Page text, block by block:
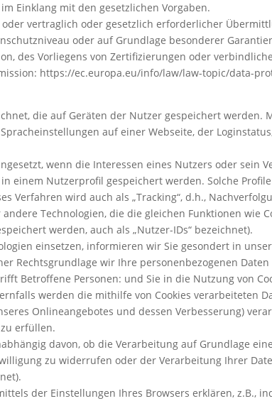
Einklang mit den gesetzlichen Vorgaben.
vertraglich oder gesetzlich erforderlicher
oder auf Grundlage besonderer
des Vorliegens von Zertifizierungen oder
https://ec.europa.eu/info/law/law-topic/data-
die auf Geräten der Nutzer gespeichert
auf einer Webseite, der
wenn die Interessen eines Nutzers oder sein
einem Nutzerprofil gespeichert werden. Solche
Verfahren wird auch als „Tracking“, d.h.,
Technologien, die die gleichen Funktionen wie
werden, auch als „Nutzer-IDs“ bezeichnet).
einsetzen, informieren wir Sie gesondert in
Rechtsgrundlage wir Ihre personenbezogenen
Betroffene Personen: und Sie in die Nutzung von
werden die mithilfe von Cookies verarbeiteten
Onlineangebotes und dessen Verbesserung)
erfüllen.
davon, ob die Verarbeitung auf Grundlage
zu widerrufen oder der Verarbeitung Ihrer
der Einstellungen Ihres Browsers erklären, z.B.,